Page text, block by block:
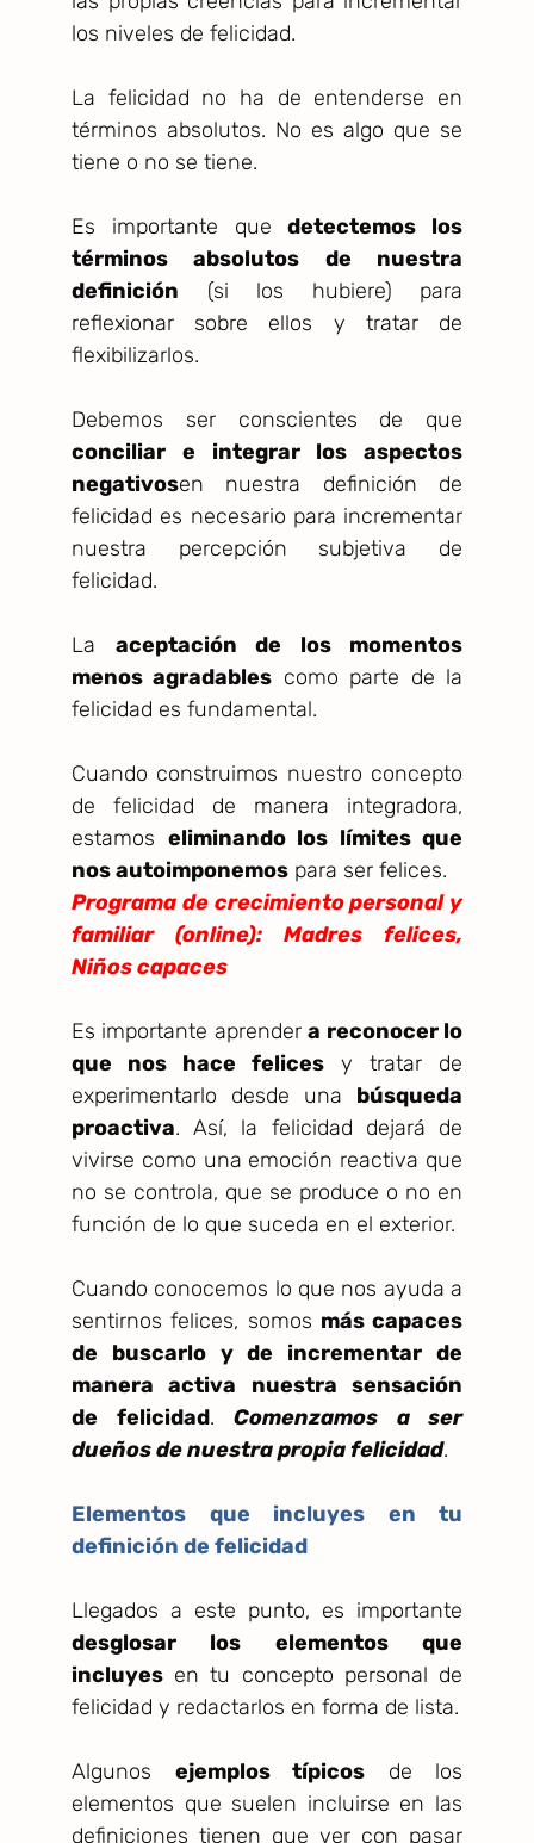
los niveles de felicidad.
La felicidad no ha de entenderse en
términos absolutos. No es algo que se
tiene o no se tiene.
Es importante quedetectemos los
términos absolutos de nuestra
definición (si los hubiere) para
reflexionar sobre ellos y tratar de
flexibilizarlos.
Debemos ser conscientes de que
conciliar e integrar los aspectos
negativosen nuestra definición de
felicidad es necesario para incrementar
nuestra percepción subjetiva de
felicidad.
La aceptación de los momentos
menos agradables como parte de la
felicidad es fundamental.
Cuando construimos nuestro concepto
de felicidad de manera integradora,
estamos eliminando los límites que
nos autoimponemos para ser felices.
Programa de crecimiento personal y
familiar (online): Madres felices,
Niños capaces
Es importante aprendera reconocer lo
que nos hace felices y tratar de
experimentarlo desde una búsqueda
proactiva. Así, la felicidad dejará de
vivirse como una emoción reactiva que
no se controla, que se produce o no en
función de lo que suceda en el exterior.
Cuando conocemos lo que nos ayuda a
sentirnos felices, somos más capaces
de buscarlo y de incrementar de
manera activa nuestra sensación
de felicidad. Comenzamos a ser
dueños de nuestra propia felicidad.
Elementos que incluyes en tu
definición de felicidad
Llegados a este punto, es importante
desglosar los elementos que
incluyes en tu concepto personal de
felicidad y redactarlos en forma de lista.
Algunos ejemplos típicos de los
elementos que suelen incluirse en las
definiciones tienen que ver con pasar